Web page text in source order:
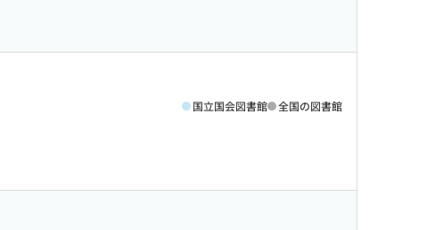
国立国会図書館 全国の図書館